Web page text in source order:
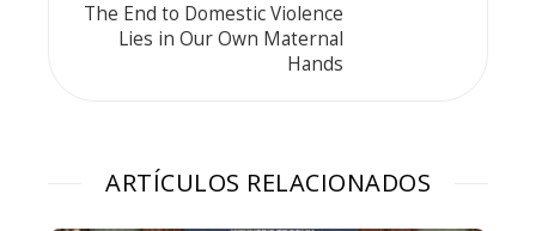
The End to Domestic Violence
Lies in Our Own Maternal
Hands
ARTÍCULOS RELACIONADOS